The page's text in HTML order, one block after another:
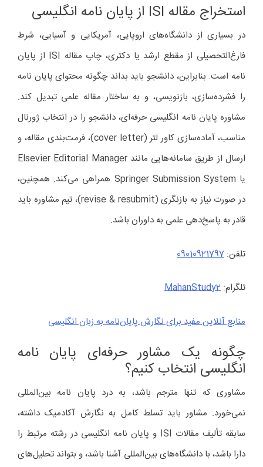
استخراج مقاله ISI از پایان نامه انگلیسی
در بسیاری از دانشگاه‌های اروپایی، آمریکایی و آسیایی، شرط
فارغ‌التحصیلی از مقطع ارشد یا دکتری، چاپ مقاله ISI از پایان
نامه است. بنابراین، دانشجو باید بداند چگونه محتوای پایان نامه
را فشرده‌سازی، بازنویسی، و به ساختار مقاله علمی تبدیل کند.
مشاوره پایان نامه انگلیسی حرفه‌ای، دانشجو را در انتخاب ژورنال
مناسب، آماده‌سازی کاور لتر (cover letter)، فرمت‌بندی مقاله، و
ارسال از طریق سامانه‌هایی مانند Elsevier Editorial Manager
یا Springer Submission System همراهی می‌کند. همچنین،
در صورت نیاز به بازنگری (revise & resubmit)، تیم مشاوره باید
قادر به پاسخ‌دهی علمی به داوران باشد.
تلفن: 09010921797
تلگرام: MahanStudy2
منابع آنلاین مفید برای نگارش پایان‌نامه به زبان انگلیسی
چگونه یک مشاور حرفه‌ای پایان نامه
انگلیسی انتخاب کنیم؟
مشاوری که تنها مترجم باشد، به درد پایان نامه بین‌المللی
نمی‌خورد. مشاور باید تسلط کامل به نگارش آکادمیک داشته،
سابقه تألیف مقالات ISI و پایان نامه انگلیسی در رشته مرتبط را
دارا باشد، با دانشگاه‌های بین‌المللی آشنا باشد، و بتواند تحلیل‌های